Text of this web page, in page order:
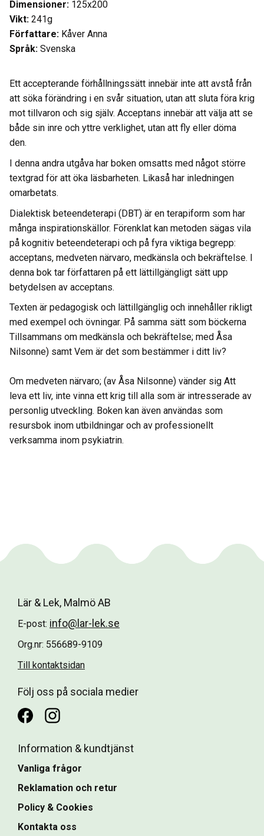
Dimensioner: 125x200
Vikt: 241g
Författare: Kåver Anna
Språk: Svenska
Ett accepterande förhållningssätt innebär inte att avstå från
att söka förändring i en svår situation, utan att sluta föra krig
mot tillvaron och sig själv. Acceptans innebär att välja att se
både sin inre och yttre verklighet, utan att fly eller döma
den.
I denna andra utgåva har boken omsatts med något större
textgrad för att öka läsbarheten. Likaså har inledningen
omarbetats.
Dialektisk beteendeterapi (DBT) är en terapiform som har
många inspirationskällor. Förenklat kan metoden sägas vila
på kognitiv beteendeterapi och på fyra viktiga begrepp:
acceptans, medveten närvaro, medkänsla och bekräftelse. I
denna bok tar författaren på ett lättillgängligt sätt upp
betydelsen av acceptans.
Texten är pedagogisk och lättillgänglig och innehåller rikligt
med exempel och övningar. På samma sätt som böckerna
Tillsammans om medkänsla och bekräftelse; med Åsa
Nilsonne) samt Vem är det som bestämmer i ditt liv?
Om medveten närvaro; (av Åsa Nilsonne) vänder sig Att
leva ett liv, inte vinna ett krig till alla som är intresserade av
personlig utveckling. Boken kan även användas som
resursbok inom utbildningar och av professionellt
verksamma inom psykiatrin.
Lär & Lek, Malmö AB
E-post: info@lar-lek.se
Org.nr: 556689-9109
Till kontaktsidan
Följ oss på sociala medier
Information & kundtjänst
Vanliga frågor
Reklamation och retur
Policy & Cookies
Kontakta oss